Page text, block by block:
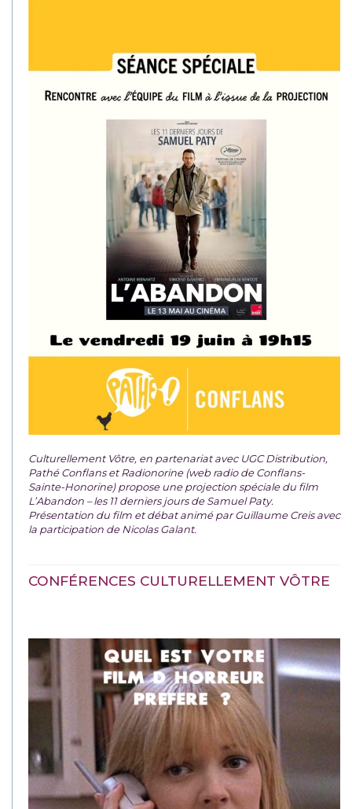
Culturellement Vôtre, en partenariat avec UGC Distribution,
Pathé Conflans et Radionorine (web radio de Conflans-
Sainte-Honorine) propose une projection spéciale du film
L’Abandon – les 11 derniers jours de Samuel Paty.
Présentation du film et débat animé par Guillaume Creis avec
la participation de Nicolas Galant.
CONFÉRENCES CULTURELLEMENT VÔTRE